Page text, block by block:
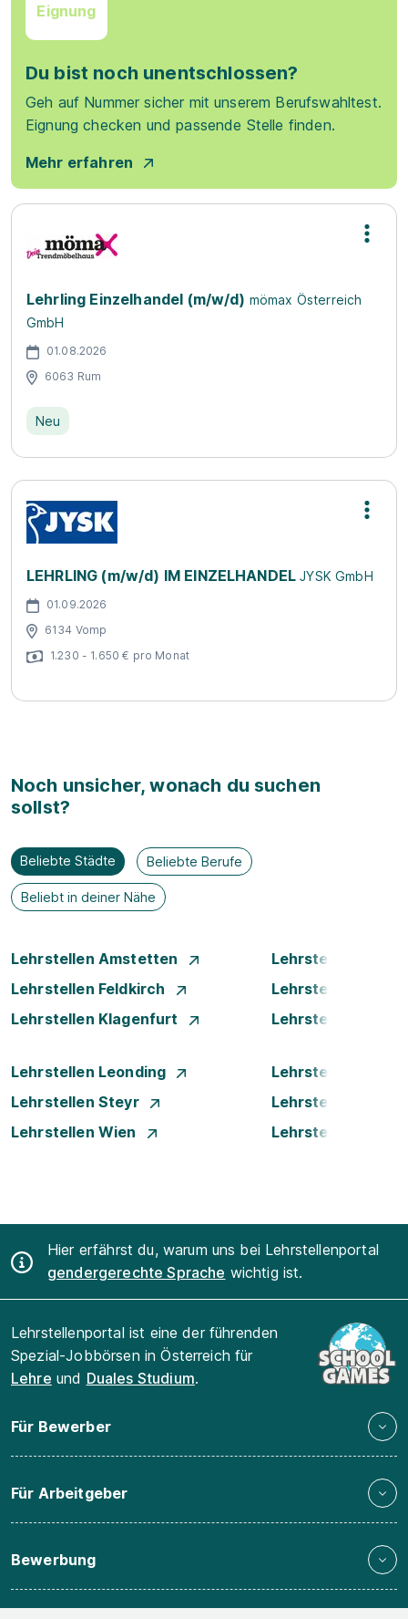
Eignung
Du bist noch unentschlossen?
Geh auf Nummer sicher mit unserem Berufswahltest.
Eignung checken und passende Stelle finden.
Mehr erfahren
Lehrling Einzelhandel (m/w/d) mömax Österreich
GmbH
01.08.2026
6063 Rum
Neu
LEHRLING (m/w/d) IM EINZELHANDELJYSK GmbH
01.09.2026
6134 Vomp
1.230 - 1.650 € pro Monat
Noch unsicher, wonach du suchen
sollst?
Beliebte Städte Beliebte Berufe
Beliebt in deiner Nähe
Lehrstellen Amstetten
Lehrstellen
Lehrstellen Feldkirch
Lehrstellen Graz
Lehrstellen Klagenfurt
Lehrstellen
Lehrstellen Leonding
Lehrstellen Linz
Lehrstellen Steyr
Lehrstellen Traun
Lehrstellen Wien
Lehrstellen
Hier erfährst du, warum uns bei Lehrstellenportal
gendergerechte Sprache wichtig ist.
Lehrstellenportal ist eine der führenden
Spezial-Jobbörsen in Österreich für
Lehre und Duales Studium.
Für Bewerber
Für Arbeitgeber
Bewerbung